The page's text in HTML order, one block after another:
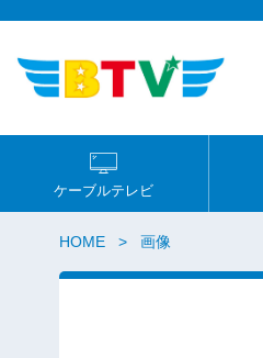
ケーブルテレビ
HOME 画像